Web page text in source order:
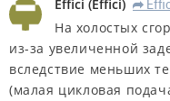
Effici (Effici) R
На холостых
из-за увеличенной
вследствие меньших
(малая цикловая